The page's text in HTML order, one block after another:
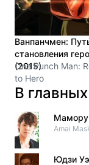
Ванпанчмен:
становления
(2015)
One Punch Man:
to Hero
В
Amai
Юдзи